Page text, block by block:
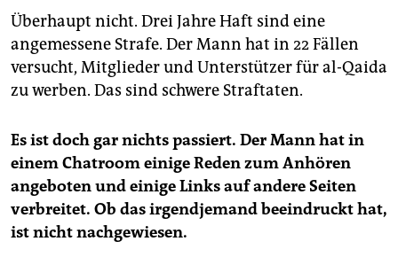
Auftrag gehandelt. Für die Bundesanwaltschaft war er
damit der erste überführte Cyber-Dschidhadist. Das
Oberlandesgericht Celle bestrafte ihn mit einer
dreijährigen Freiheitsstrafe. Er habe sich bin Ladens
Werben um neue Al-Qaida-Aktivisten zu eigen
Die verbotene Werbung:Seit 1976 steht die
Mitgliedschaft in einer terroristischen Vereinigung
unter Strafe. Seit 2002 gilt dies auch für ausländische
Terrororganisationen. Geregelt ist das in den
Paragraphen 129a und 129b des Strafgesetzbuchs.
Überhaupt nicht. Drei Jahre Haft sind eine
angemessene Strafe. Der Mann hat in 22 Fällen
versucht, Mitglieder und Unterstützer für al-Qaida
zu werben. Das sind schwere Straftaten.
Es ist doch gar nichts passiert. Der Mann hat in
einem Chatroom einige Reden zum Anhören
angeboten und einige Links auf andere Seiten
verbreitet. Ob das irgendjemand beeindruckt hat,
ist nicht nachgewiesen.